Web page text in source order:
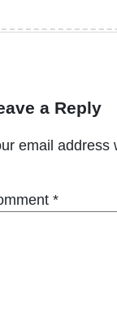
a Reply
email address
*